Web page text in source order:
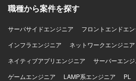
きる環境です。 【開発環境】 開発環境はWindows、実機環
境はμITRONとなります。主な使用言
す。UMLドキュメント作成ツールと
合があります。
職種から案件を探す
サーバサイドエンジニア
フロントエンドエ
インフラエンジニア
ネットワークエンジニア
ネイティブアプリエンジニア
サーバーエン
ゲームエンジニア
LAMP系エンジニア PL